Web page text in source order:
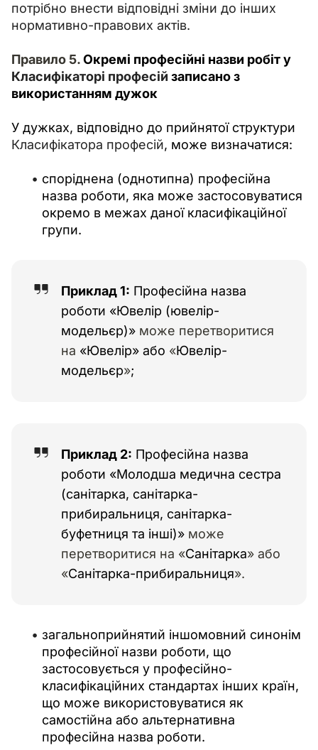
потрібно внести відповідні зміни до інших
нормативно-правових актів.
Правило 5. Окремі професійні назви робіт у
Класифікаторі професій записано з
використанням дужок
У дужках, відповідно до прийнятої структури
Класифікатора професій, може визначатися:
споріднена (однотипна) професійна
назва роботи, яка може застосовуватися
окремо в межах даної класифікаційної
групи.
Приклад 1: Професійна назва
роботи «Ювелір (ювелір-
модельєр)» може перетворитися
на «Ювелір» або «Ювелір-
модельєр»;
Приклад 2: Професійна назва
роботи «Молодша медична сестра
(санітарка, санітарка-
прибиральниця, санітарка-
буфетниця та інші)» може
перетворитися на «Санітарка» або
«Санітарка-прибиральниця».
загальноприйнятий іншомовний синонім
професійної назви роботи, що
застосовується у професійно-
класифікаційних стандартах інших країн,
що може використовуватися як
самостійна або альтернативна
професійна назва роботи.